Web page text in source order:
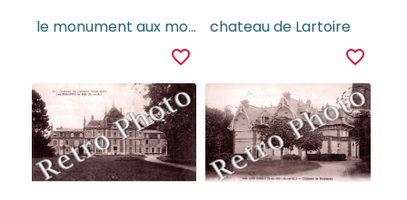
le monument aux morts de la guerre 1914-1918
favorite_border
chateau de Lartoire
favorite_border